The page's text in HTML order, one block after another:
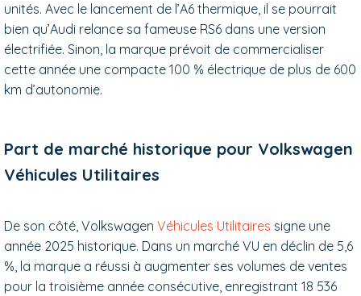
unités. Avec le lancement de l’A6 thermique, il se pourrait
bien qu’Audi relance sa fameuse RS6 dans une version
électrifiée. Sinon, la marque prévoit de commercialiser
cette année une compacte 100 % électrique de plus de 600
km d’autonomie.
Part de marché historique pour Volkswagen
Véhicules Utilitaires
De son côté, Volkswagen Véhicules Utilitaires signe une
année 2025 historique. Dans un marché VU en déclin de 5,6
%, la marque a réussi à augmenter ses volumes de ventes
pour la troisième année consécutive, enregistrant 18 536